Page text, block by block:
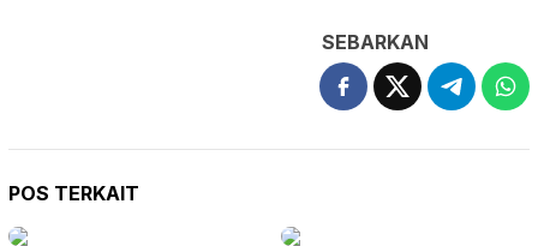
SEBARKAN
POS TERKAIT